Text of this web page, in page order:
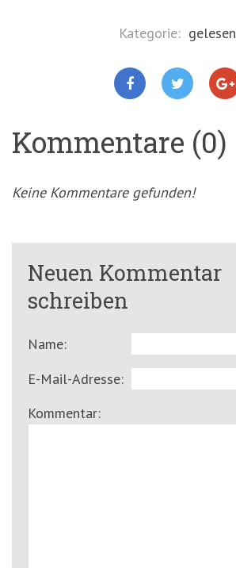
Kategorie: gelesen
Kommentare (0)
Keine Kommentare gefunden!
Neuen Kommentar
schreiben
Name:
E-Mail-Adresse:
Kommentar: